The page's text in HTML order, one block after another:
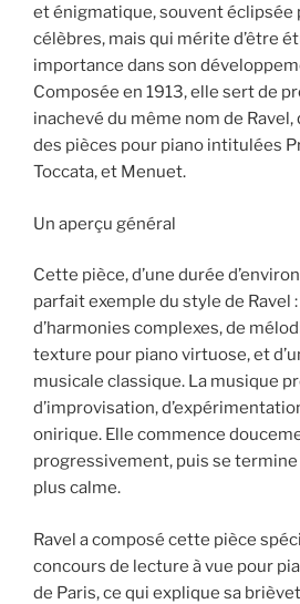
et énigmatique, souvent éclipsée
célèbres, mais qui mérite d’être
importance dans son
Composée en 1913, elle sert de
inachevé du même nom de
des pièces pour piano intitulées
Toccata, et Menuet.
Un aperçu général
Cette pièce, d’une durée
parfait exemple du style de Ravel
d’harmonies complexes, de
texture pour piano virtuose, et
musicale classique. La musique
d’improvisation,
onirique. Elle commence
progressivement, puis se
plus calme.
Ravel a composé cette pièce
concours de lecture à vue pour
de Paris, ce qui explique sa